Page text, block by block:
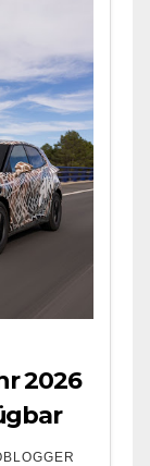
2026